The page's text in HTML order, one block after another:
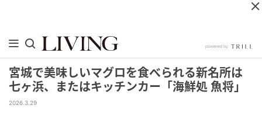
宮城で美味しいマグロを食べられる新名所は
七ヶ浜、またはキッチンカー「海鮮処 魚将」
2026.3.29